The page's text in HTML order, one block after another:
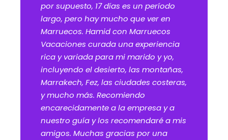
por supuesto, 17 días es un período
largo, pero hay mucho que ver en
Marruecos. Hamid con Marruecos
Vacaciones curada una experiencia
rica y variada para mi marido y yo,
incluyendo el desierto, las montañas,
Marrakech, Fez, las ciudades costeras,
y mucho más. Recomiendo
encarecidamente a la empresa y a
nuestro guía y los recomendaré a mis
amigos. Muchas gracias por una